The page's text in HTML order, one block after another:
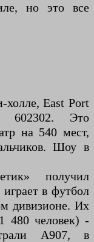
но это все
холле, East Port
Это
на 540 мест,
Шоу в
получил
в футбол
дивизионе. Их
480 человек) -
A907, в